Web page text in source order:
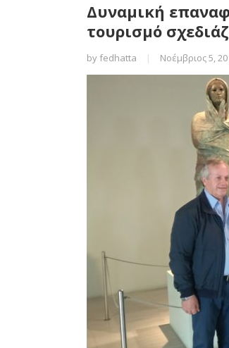
Δυναμική
τουρισμό
by fedhatta | Νοέμβριος 5,